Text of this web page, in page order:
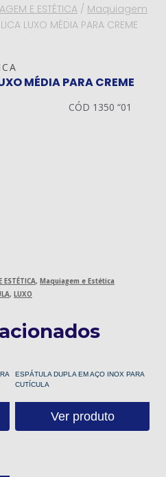
E ESTÉTICA / Maquiagem
LUXO MÉDIA PARA CREME
MÉDIA PARA CREME
CÓD 1350 “01
ESTÉTICA, Maquiagem e Estética
, LUXO
ESPÁTULA DUPLA EM AÇO INOX PARA
CUTÍCULA
Ver produto